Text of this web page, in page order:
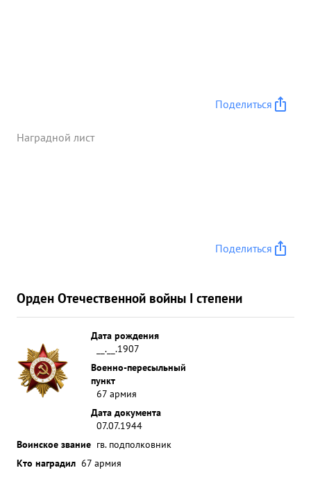
свыше 300 трупов солдат и офицеров. За умелое
проявление ...»
Поделиться
Наградной лист
Поделиться
Орден Отечественной войны I степени
Дата рождения
__.__.1907
Военно-пересыльный
пункт
67 армия
Дата документа
07.07.1944
Воинское звание гв. подполковник
Кто наградил 67 армия